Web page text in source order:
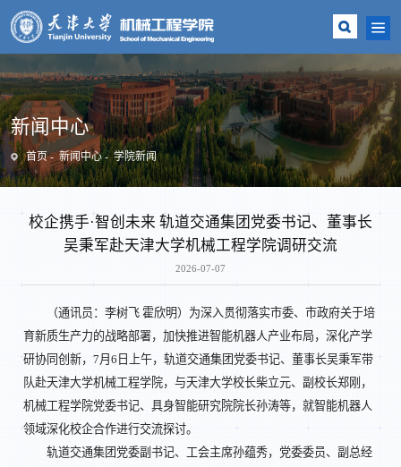
新闻中心
首页 新闻中心 学院新闻
校企携手·智创未来 轨道交通集团党委书记、董事长
吴秉军赴天津大学机械工程学院调研交流
2026-07-07
（通讯员：李树飞 霍欣明）为深入贯彻落实市委、市政府关于培
育新质生产力的战略部署，加快推进智能机器人产业布局，深化产学
研协同创新，7月6日上午，轨道交通集团党委书记、董事长吴秉军带
队赴天津大学机械工程学院，与天津大学校长柴立元、副校长郑刚，
机械工程学院党委书记、具身智能研究院院长孙涛等，就智能机器人
领域深化校企合作进行交流探讨。
轨道交通集团党委副书记、工会主席孙蕴秀，党委委员、副总经